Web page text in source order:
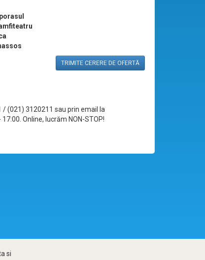
TRIMITE CERERE DE OFERTĂ
(021) 3120211 sau prin email la
Online, lucrăm NON-STOP!
si